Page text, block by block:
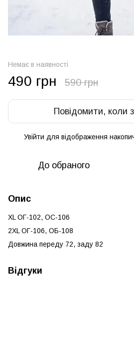
Немає в наявності
490 грн 590 грн
Повідомити, коли
Увійти для відображення
До обраного
Опис
XL ОГ-102, ОС-106
2XL ОГ-106, ОБ-108
Довжина переду 72, заду 82
Відгуки